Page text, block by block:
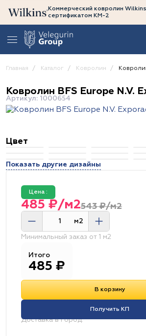
Коммерческий ковролин Wilkins
сертификатом КМ-2
Главная Каталог Ковролин
Ковролин BFS Europe N.V.
Артикул: 1000654
Цвет
Показать другие дизайны
Цена :
543 ₽/м2
485 ₽/м2
м2
Минимальный заказ от 1 м2
Итого
485 ₽
В корзину
Получить КП
Доставка в город: